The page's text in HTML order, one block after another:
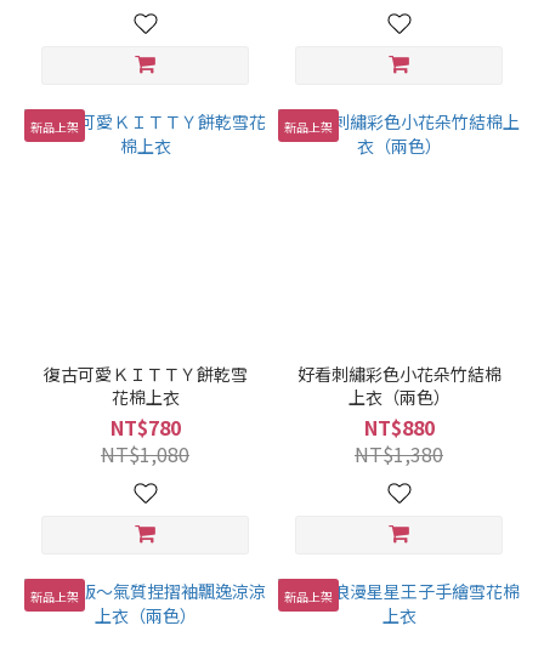
新品上架
復古可愛ＫＩＴＴＹ餅乾雪
花棉上衣
NT$780
NT$1,080
新品上架
好看刺繡彩色小花朵竹結棉
上衣（兩色）
NT$880
NT$1,380
新品上架 新品上架